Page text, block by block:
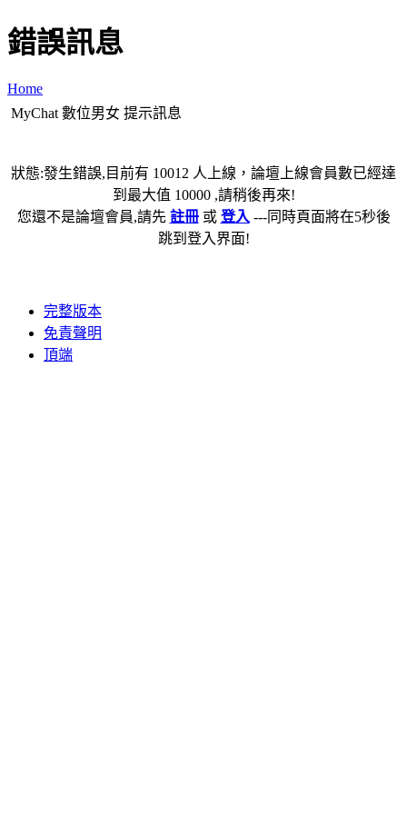
錯誤訊息
Home
MyChat 數位男女 提示訊息
狀態:發生錯誤,目前有 10012 人上線，論壇上線會員數已經達
到最大值 10000 ,請稍後再來!
您還不是論壇會員,請先 註冊或 登入 ---同時頁面將在5秒後
跳到登入界面!
完整版本
免責聲明
頂端